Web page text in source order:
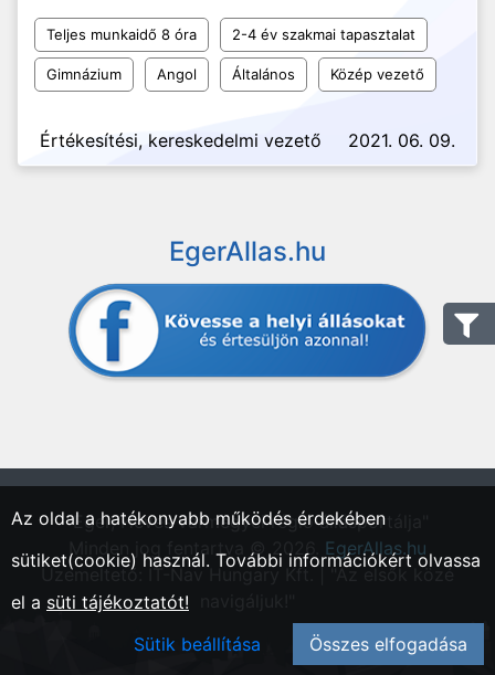
Teljes munkaidő 8 óra 2-4 év szakmai tapasztalat
Gimnázium Angol Általános Közép vezető
Értékesítési, kereskedelmi vezető 2021. 06. 09.
EgerAllas.hu
"Eger, Heves vármegyei régió állásportálja"
Minden jog fentartva © 2026. EgerAllas.hu
Üzemeltető: IT-Nav Hungary Kft. | "Az elsők közé
Az oldal a hatékonyabb működés érdekében
sütiket(cookie) használ. További információkért olvassa
el a süti tájékoztatót!
Sütik beállítása
Összes elfogadása